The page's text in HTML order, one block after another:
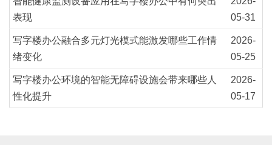
表现
05-31
写字楼办公融合多元灯光模式能激发哪些工作情
绪变化
2026-
05-25
写字楼办公环境的智能无障碍设施会带来哪些人
性化提升
2026-
05-17